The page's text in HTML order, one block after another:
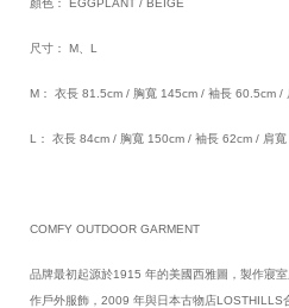
顏色： EGGPLANT / BEIGE
尺寸： M、L
M： 衣長 81.5cm / 胸寬 145cm / 袖長 60.5cm /
L： 衣長 84cm / 胸寬 150cm / 袖長 62cm / 肩
COMFY OUTDOOR GARMENT
品牌最初起源於1915 年的美國西雅圖，製作寢
作戶外服飾，2009 年與日本古物店LOSTHILLS